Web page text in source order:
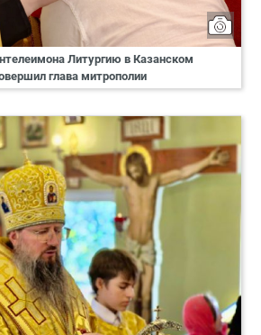
Литургию в Казанском
глава митрополии